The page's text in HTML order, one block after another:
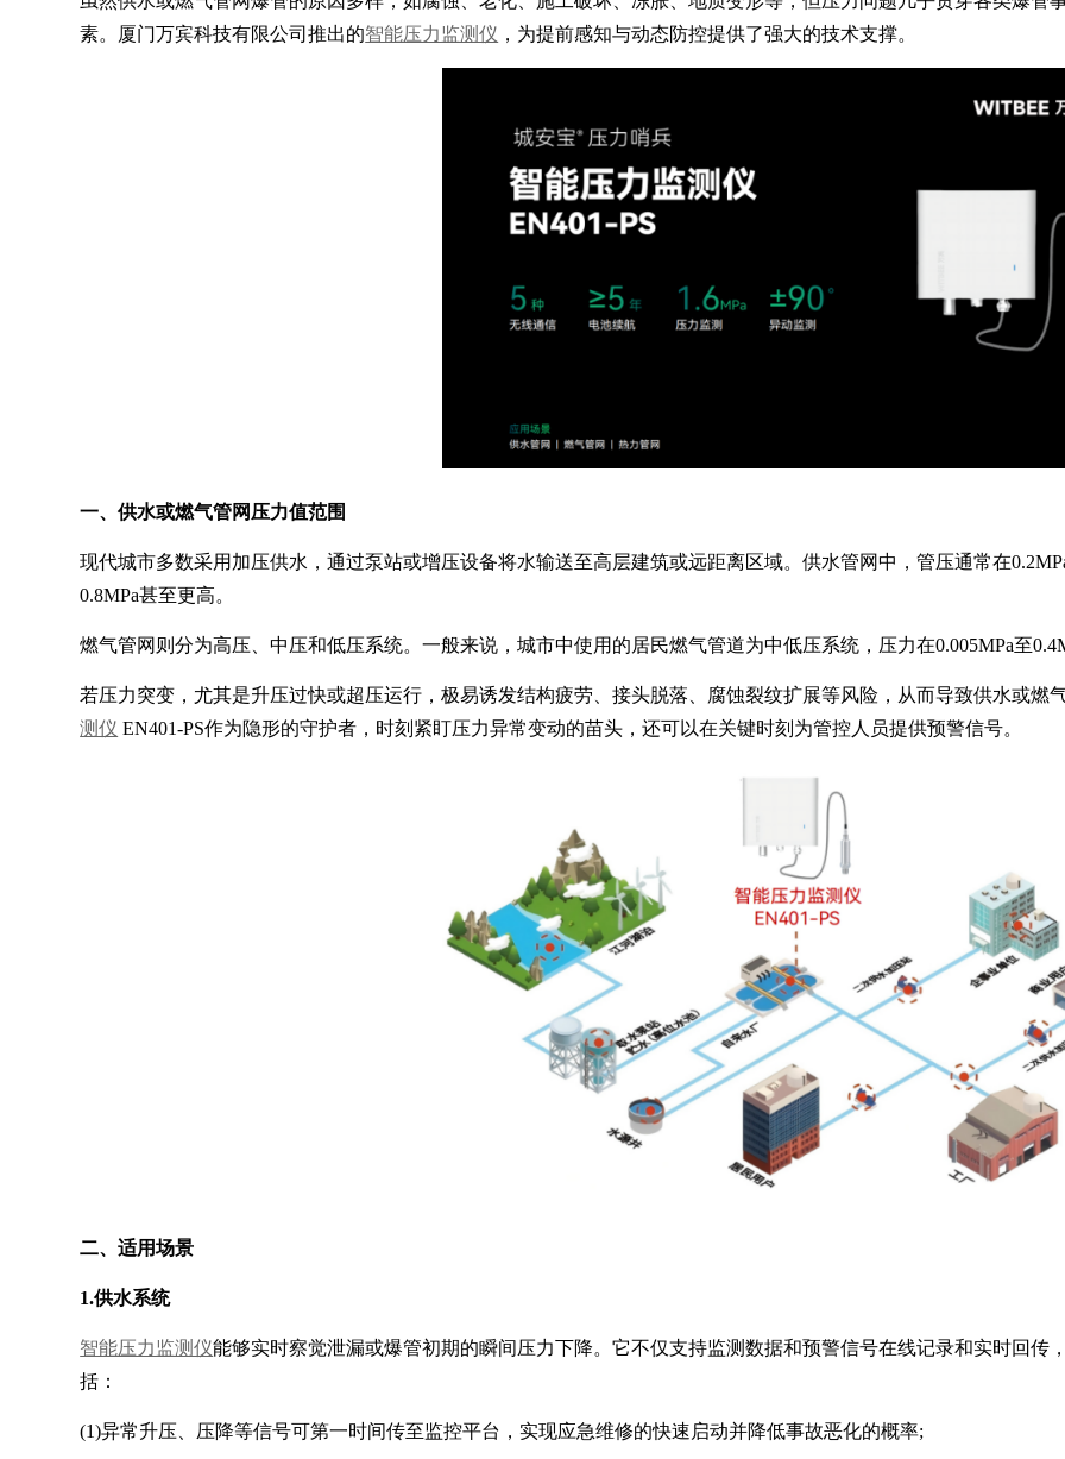
素。厦门万宾科技有限公司推出的智能压力监测仪 ，为提前感知与动态防控提供了强大的技术支撑。
一、供水或燃气管网压力值范围
现代城市多数采用加压供水，通过泵站或增压设备将水输送至高层建筑或远距离区域。供水管网中，管压通常在
0.8MPa甚至更高。
燃气管网则分为高压、中压和低压系统。一般来说，城市中使用的居民燃气管道为中低压系统，压力在0.005MPa至
若压力突变，尤其是升压过快或超压运行，极易诱发结构疲劳、接头脱落、腐蚀裂纹扩展等风险，从而导致供水或
测仪 EN401-PS作为隐形的守护者，时刻紧盯压力异常变动的苗头，还可以在关键时刻为管控人员提供预警信号。
二、适用场景
1.供水系统
智能压力监测仪能够实时察觉泄漏或爆管初期的瞬间压力下降。它不仅支持监测数据和预警信号在线记录和实时回传
括：
(1)异常升压、压降等信号可第一时间传至监控平台，实现应急维修的快速启动并降低事故恶化的概率;